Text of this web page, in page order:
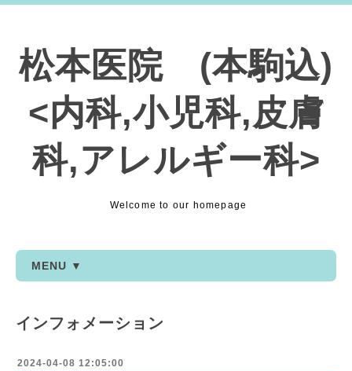
松本医院 (本駒込)
<内科,小児科,皮膚
科,アレルギー科>
Welcome to our homepage
MENU ▼
インフォメーション
2024-04-08 12:05:00